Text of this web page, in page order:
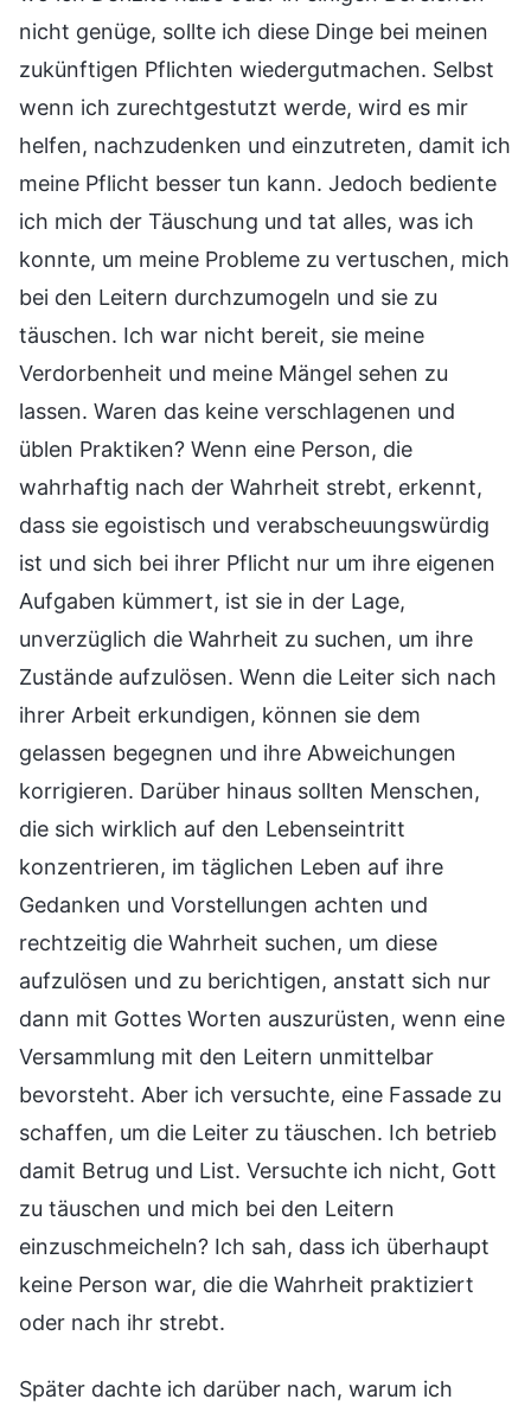
nicht genüge, sollte ich diese Dinge bei meinen
zukünftigen Pflichten wiedergutmachen. Selbst
wenn ich zurechtgestutzt werde, wird es mir
helfen, nachzudenken und einzutreten, damit ich
meine Pflicht besser tun kann. Jedoch bediente
ich mich der Täuschung und tat alles, was ich
konnte, um meine Probleme zu vertuschen, mich
bei den Leitern durchzumogeln und sie zu
täuschen. Ich war nicht bereit, sie meine
Verdorbenheit und meine Mängel sehen zu
lassen. Waren das keine verschlagenen und
üblen Praktiken? Wenn eine Person, die
wahrhaftig nach der Wahrheit strebt, erkennt,
dass sie egoistisch und verabscheuungswürdig
ist und sich bei ihrer Pflicht nur um ihre eigenen
Aufgaben kümmert, ist sie in der Lage,
unverzüglich die Wahrheit zu suchen, um ihre
Zustände aufzulösen. Wenn die Leiter sich nach
ihrer Arbeit erkundigen, können sie dem
gelassen begegnen und ihre Abweichungen
korrigieren. Darüber hinaus sollten Menschen,
die sich wirklich auf den Lebenseintritt
konzentrieren, im täglichen Leben auf ihre
Gedanken und Vorstellungen achten und
rechtzeitig die Wahrheit suchen, um diese
aufzulösen und zu berichtigen, anstatt sich nur
dann mit Gottes Worten auszurüsten, wenn eine
Versammlung mit den Leitern unmittelbar
bevorsteht. Aber ich versuchte, eine Fassade zu
schaffen, um die Leiter zu täuschen. Ich betrieb
damit Betrug und List. Versuchte ich nicht, Gott
zu täuschen und mich bei den Leitern
einzuschmeicheln? Ich sah, dass ich überhaupt
keine Person war, die die Wahrheit praktiziert
oder nach ihr strebt.
Später dachte ich darüber nach, warum ich